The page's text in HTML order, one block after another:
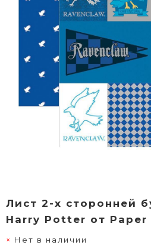
Лист 2-х сторонней
Harry Potter от Paper
Нет в наличии